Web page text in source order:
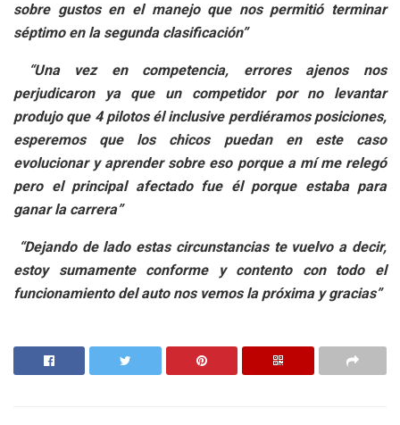
sobre gustos en el manejo que nos permitió terminar
séptimo en la segunda clasificación”
“Una vez en competencia, errores ajenos nos
perjudicaron ya que un competidor por no levantar
produjo que 4 pilotos él inclusive perdiéramos posiciones,
esperemos que los chicos puedan en este caso
evolucionar y aprender sobre eso porque a mí me relegó
pero el principal afectado fue él porque estaba para
ganar la carrera”
“Dejando de lado estas circunstancias te vuelvo a decir,
estoy sumamente conforme y contento con todo el
funcionamiento del auto nos vemos la próxima y gracias”